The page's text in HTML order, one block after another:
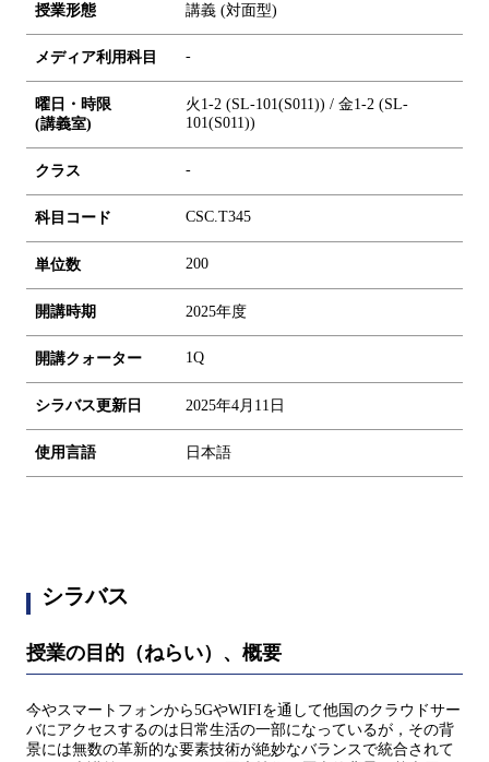
授業形態 講義 (対面型)
メディア利用科目 -
曜日・時限
(講義室)
火1-2 (SL-101(S011)) / 金1-2 (SL-
101(S011))
クラス -
科目コード CSC.T345
単位数 200
開講時期 2025年度
開講クォーター 1Q
シラバス更新日 2025年4月11日
使用言語 日本語
シラバス
授業の目的（ねらい）、概要
今やスマートフォンから5GやWIFIを通して他国のクラウドサー
バにアクセスするのは日常生活の一部になっているが，その背
景には無数の革新的な要素技術が絶妙なバランスで統合されて